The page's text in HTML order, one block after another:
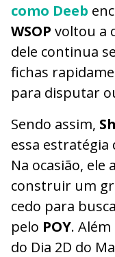
como Deeb
WSOP voltou a
dele continua
fichas
para disputar
Sendo assim,
essa estratégia
Na ocasião,
construir um
cedo para
pelo POY.
do Dia 2D do